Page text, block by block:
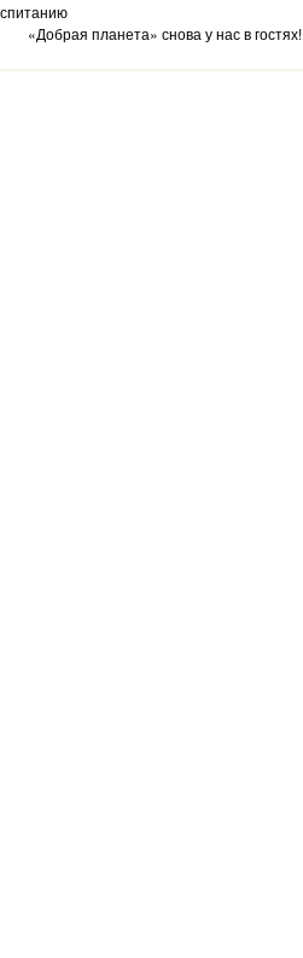
«Добрая планета» снова у нас в гостях!